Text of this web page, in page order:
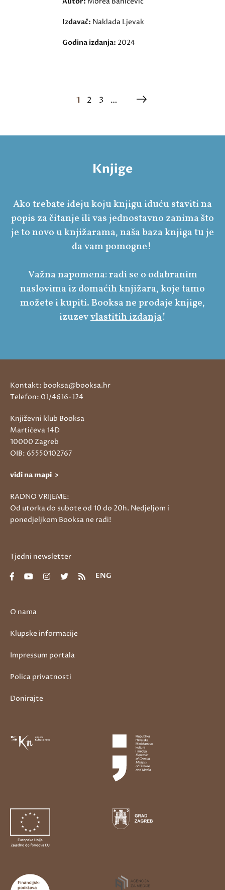
Izdavač: Naklada Ljevak
Godina izdanja: 2024
1 2 3 …
Knjige
Ako trebate ideju koju knjigu iduću staviti na
popis za čitanje ili vas jednostavno zanima što
je to novo u knjižarama, naša baza knjiga tu je
da vam pomogne!
Važna napomena: radi se o odabranim
naslovima iz domaćih knjižara, koje tamo
možete i kupiti. Booksa ne prodaje knjige,
izuzevvlastitih izdanja!
O nama
Klupske informacije
Impressum portala
Polica privatnosti
Donirajte
Kontakt: booksa@booksa.hr
Telefon: 01/4616-124
Književni klub Booksa
Martićeva 14D
10000 Zagreb
OIB: 65550102767
vidi na mapi >
RADNO VRIJEME:
Od utorka do subote od 10 do 20h. Nedjeljom i
ponedjeljkom Booksa ne radi!
Tjedni newsletter
ENG